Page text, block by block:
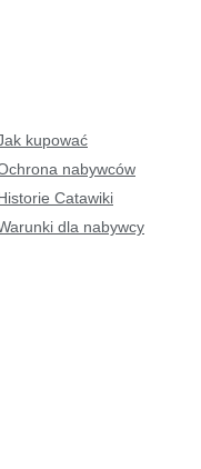
kupować
nabywców
Catawiki
dla nabywcy